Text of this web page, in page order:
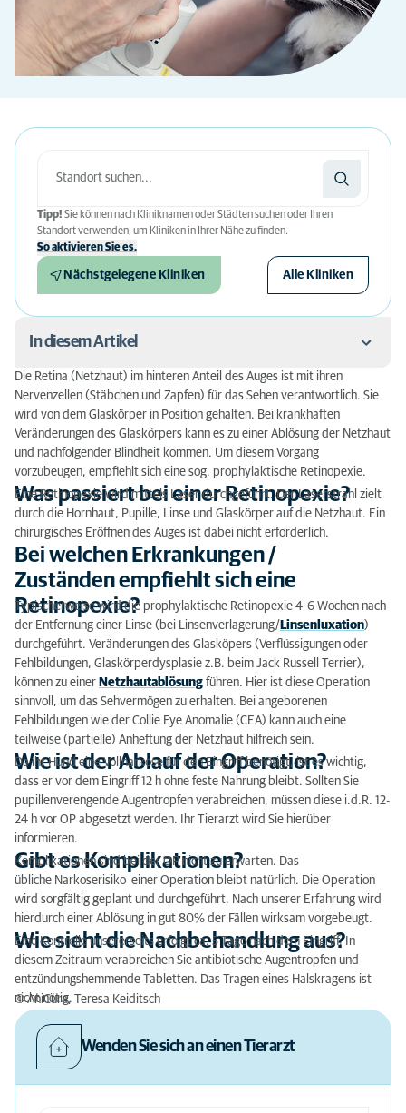
Tipp! Sie können nach Kliniknamen oder Städten suchen oder Ihren
Standort verwenden, um Kliniken in Ihrer Nähe zu finden.
So aktivieren Sie es.
Nächstgelegene Kliniken Alle Kliniken
In diesem Artikel
Was passiert bei einer Retinopexie?
Bei welchen Erkrankungen / Zuständen empfiehlt
sich eine Retinopexie?
Wie ist der Ablauf der Operation?
Gibt es Komplikationen?
Wie sieht die Nachbehandlung aus?
Die Retina (Netzhaut) im hinteren Anteil des Auges ist mit ihren
Nervenzellen (Stäbchen und Zapfen) für das Sehen verantwortlich. Sie
wird von dem Glaskörper in Position gehalten. Bei krankhaften
Veränderungen des Glaskörpers kann es zu einer Ablösung der Netzhaut
und nachfolgender Blindheit kommen. Um diesem Vorgang
vorzubeugen, empfiehlt sich eine sog. prophylaktische Retinopexie.
Was passiert bei einer Retinopexie?
Eine Retinopexie wird mittels Laser durchgeführt. Der Laserstrahl zielt
durch die Hornhaut, Pupille, Linse und Glaskörper auf die Netzhaut. Ein
chirurgisches Eröffnen des Auges ist dabei nicht erforderlich.
Bei welchen Erkrankungen /
Zuständen empfiehlt sich eine
Retinopexie?
Typischerweise wird die prophylaktische Retinopexie 4-6 Wochen nach
der Entfernung einer Linse (bei Linsenverlagerung/ Linsenluxation)
durchgeführt. Veränderungen des Glasköpers (Verflüssigungen oder
Fehlbildungen, Glaskörperdysplasie z.B. beim Jack Russell Terrier),
können zu einer Netzhautablösung führen. Hier ist diese Operation
sinnvoll, um das Sehvermögen zu erhalten. Bei angeborenen
Fehlbildungen wie der Collie Eye Anomalie (CEA) kann auch eine
teilweise (partielle) Anheftung der Netzhaut hilfreich sein.
Wie ist der Ablauf der Operation?
Da ihr Hund eine Vollnarkose für den Eingriff benötigt, ist es wichtig,
dass er vor dem Eingriff 12 h ohne feste Nahrung bleibt. Sollten Sie
pupillenverengende Augentropfen verabreichen, müssen diese i.d.R. 12-
24 h vor OP abgesetzt werden. Ihr Tierarzt wird Sie hierüber
informieren.
Gibt es Komplikationen?
Komplikationen sind bei der OP nicht zu erwarten. Das
übliche Narkoserisiko einer Operation bleibt natürlich. Die Operation
wird sorgfältig geplant und durchgeführt. Nach unserer Erfahrung wird
hierdurch einer Ablösung in gut 80% der Fällen wirksam vorgebeugt.
Wie sieht die Nachbehandlung aus?
Eine Kontrolle unsererseits erfolgt ca. 5 Tage nach dem Eingriff. In
diesem Zeitraum verabreichen Sie antibiotische Augentropfen und
entzündungshemmende Tabletten. Das Tragen eines Halskragens ist
nicht nötig.
© AniCura, Teresa Keiditsch
Wenden Sie sich an einen Tierarzt